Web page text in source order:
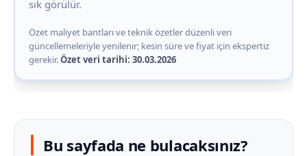
sık görülür.
Özet maliyet bantları ve teknik özetler düzenli veri
güncellemeleriyle yenilenir; kesin süre ve fiyat için ekspertiz
gerekir.Özet veri tarihi: 30.03.2026
Bu sayfada ne bulacaksınız?